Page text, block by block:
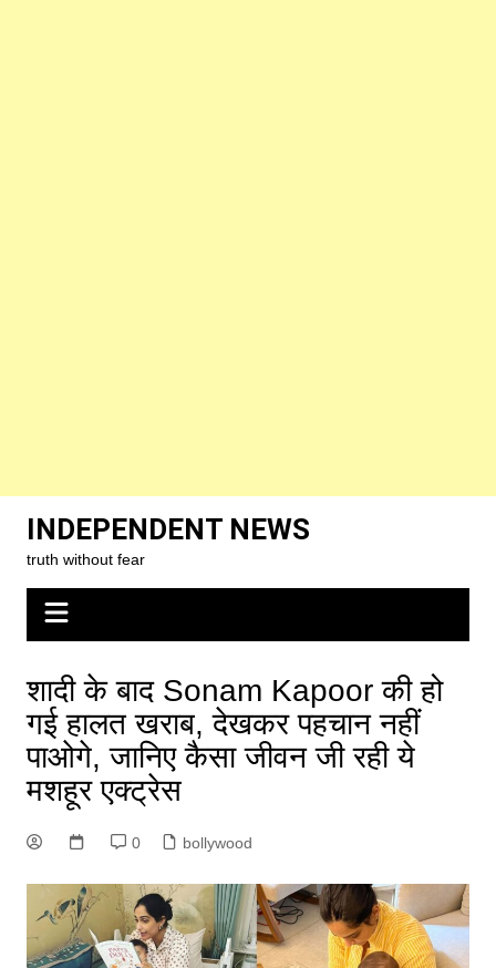
content
INDEPENDENT NEWS
truth without fear
शादी के बाद Sonam Kapoor की हो
गई हालत खराब, देखकर पहचान नहीं
पाओगे, जानिए कैसा जीवन जी रही ये
मशहूर एक्ट्रेस
0 bollywood